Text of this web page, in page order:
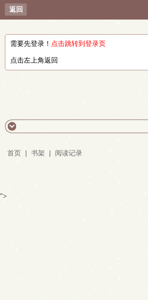
返回
需要先登录！ 点击跳转到登录页
点击左上角返回
首页 书架 阅读记录
">